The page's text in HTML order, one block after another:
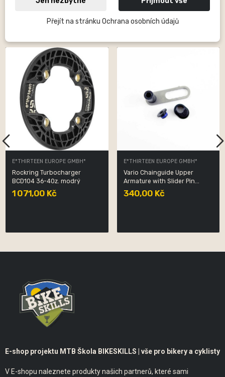
E*THIRTEEN EUROPE GMBH*
Rockring Turbocharger
BCD104 36-40z. modrý
1 071,00 Kč
E*THIRTEEN EUROPE GMBH*
Vario Chainguide Upper
Armature with Slider Pin...
340,00 Kč
E-shop projektu MTB Škola BIKESKILLS | vše pro bikery a cyklisty
V E-shopu naleznete produkty našich partnerů, které sami
Přejít na stránku Ochrana osobních údajů